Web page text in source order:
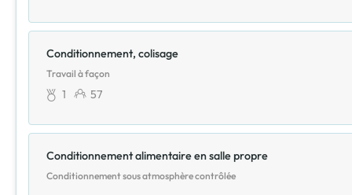
Conditionnement, colisage
Travail à façon
1 57
Conditionnement alimentaire en salle propre
Conditionnement sous atmosphère contrôlée